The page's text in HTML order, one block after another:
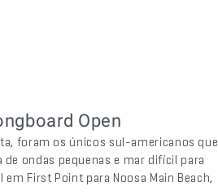
Open
foram os únicos sul-americanos que
ondas pequenas e mar difícil para
First Point para Noosa Main Beach,